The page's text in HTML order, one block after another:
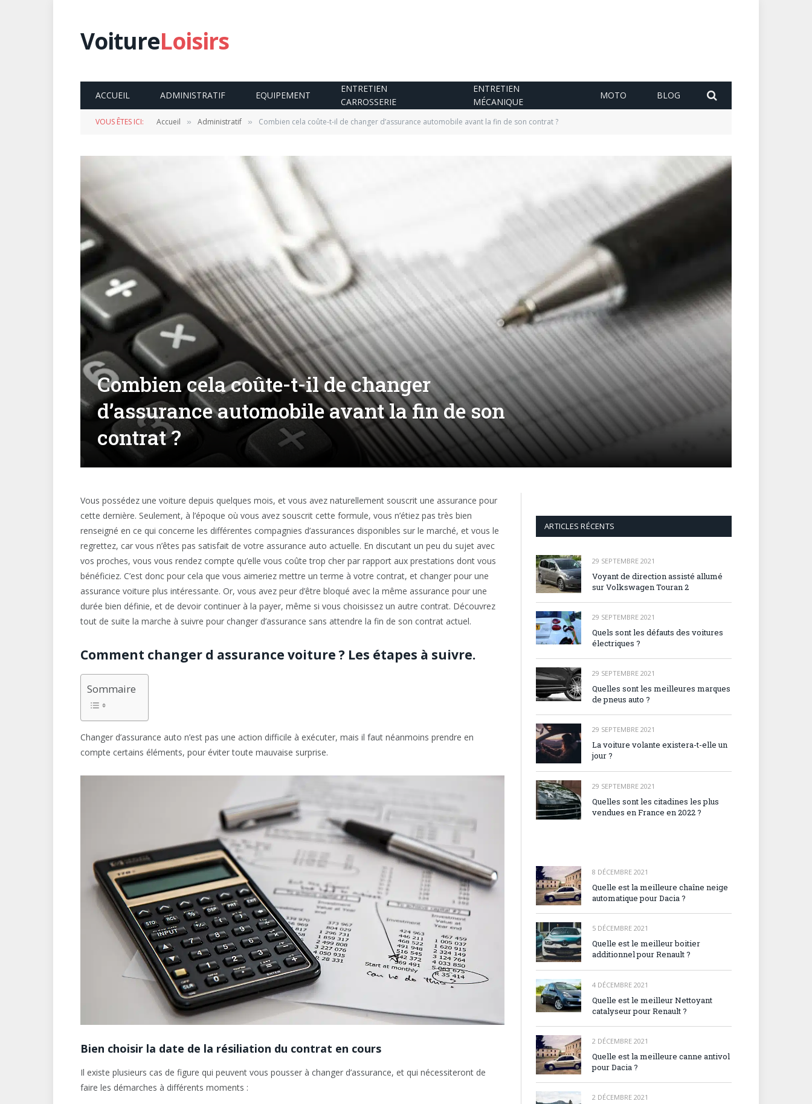
VoitureLoisirs
ACCUEIL ADMINISTRATIF EQUIPEMENT
ENTRETIEN
CARROSSERIE
ENTRETIEN
MÉCANIQUE
MOTO BLOG
VOUS ÊTES ICI: Accueil » Administratif » Combien cela coûte-t-il de changer d’assurance automobile avant la fin de son contrat ?
Combien cela coûte-t-il de changer
d’assurance automobile avant la fin de son
contrat ?
Vous possédez une voiture depuis quelques mois, et vous avez naturellement souscrit une assurance pour
cette dernière. Seulement, à l’époque où vous avez souscrit cette formule, vous n’étiez pas très bien
renseigné en ce qui concerne les différentes compagnies d’assurances disponibles sur le marché, et vous le
regrettez, car vous n’êtes pas satisfait de votre assurance auto actuelle. En discutant un peu du sujet avec
vos proches, vous vous rendez compte qu’elle vous coûte trop cher par rapport aux prestations dont vous
bénéficiez. C’est donc pour cela que vous aimeriez mettre un terme à votre contrat, et changer pour une
assurance voiture plus intéressante. Or, vous avez peur d’être bloqué avec la même assurance pour une
durée bien définie, et de devoir continuer à la payer, même si vous choisissez un autre contrat. Découvrez
tout de suite la marche à suivre pour changer d’assurance sans attendre la fin de son contrat actuel.
Comment changer d assurance voiture ? Les étapes à suivre.
Sommaire
Changer d’assurance auto n’est pas une action difficile à exécuter, mais il faut néanmoins prendre en
compte certains éléments, pour éviter toute mauvaise surprise.
Bien choisir la date de la résiliation du contrat en cours
Il existe plusieurs cas de figure qui peuvent vous pousser à changer d’assurance, et qui nécessiteront de
faire les démarches à différents moments :
ARTICLES RÉCENTS
29 SEPTEMBRE 2021
Voyant de direction assisté allumé
sur Volkswagen Touran 2
29 SEPTEMBRE 2021
Quels sont les défauts des voitures
électriques ?
29 SEPTEMBRE 2021
Quelles sont les meilleures marques
de pneus auto ?
29 SEPTEMBRE 2021
La voiture volante existera-t-elle un
jour ?
29 SEPTEMBRE 2021
Quelles sont les citadines les plus
vendues en France en 2022 ?
8 DÉCEMBRE 2021
Quelle est la meilleure chaîne neige
automatique pour Dacia ?
5 DÉCEMBRE 2021
Quelle est le meilleur boitier
additionnel pour Renault ?
4 DÉCEMBRE 2021
Quelle est le meilleur Nettoyant
catalyseur pour Renault ?
2 DÉCEMBRE 2021
Quelle est la meilleure canne antivol
pour Dacia ?
2 DÉCEMBRE 2021